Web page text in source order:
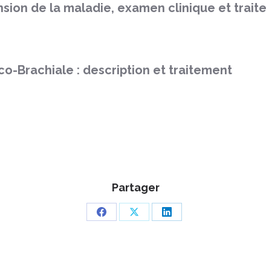
de la maladie, examen clinique et
Brachiale : description et traitement
Partager
PartagerPartagerPartager